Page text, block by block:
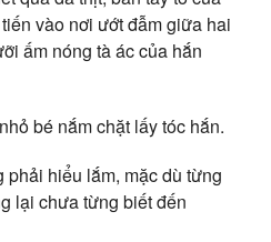
vào nơi ướt đẫm giữa hai
ấm nóng tà ác của hắn
bé nắm chặt lấy tóc hắn.
hiểu lắm, mặc dù từng
lại chưa từng biết đến